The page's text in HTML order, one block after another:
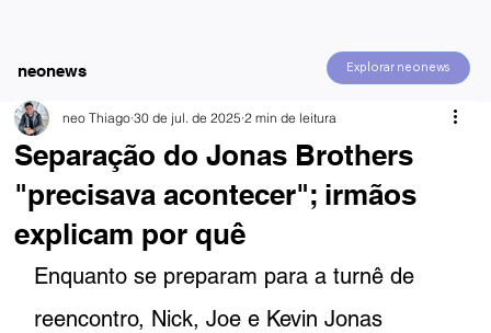
Explorar neonews
neonews
Separação do Jonas Brothers
"precisava acontecer"; irmãos
explicam por quê
neo Thiago 30 de jul. de 2025 2 min de leitura
Enquanto se preparam para a turnê de
reencontro, Nick, Joe e Kevin Jonas